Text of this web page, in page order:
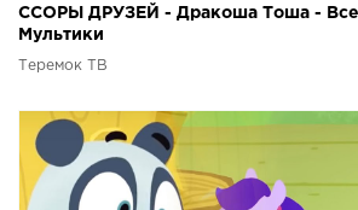
ССОРЫ ДРУЗЕЙ - Дракоша Тоша - Все
Мультики
Теремок ТВ